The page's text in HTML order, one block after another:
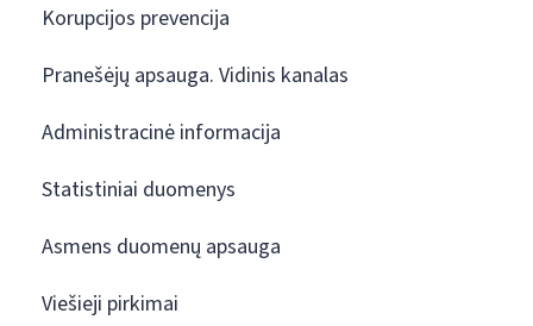
Korupcijos prevencija
Pranešėjų apsauga. Vidinis kanalas
Administracinė informacija
Statistiniai duomenys
Asmens duomenų apsauga
Viešieji pirkimai